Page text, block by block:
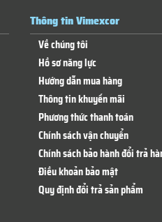
Thông tin Vimexcor
Về chúng tôi
Hồ sơ năng lực
Hướng dẫn mua hàng
Thông tin khuyến mãi
Phương thức thanh toán
Chính sách vận chuyển
Chính sách bảo hành đổi trả
Điều khoản bảo mật
Quy định đổi trả sản phẩm